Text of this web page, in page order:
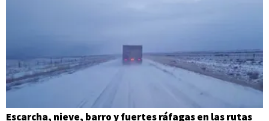
Escarcha, nieve, barro y fuertes ráfagas en las rutas